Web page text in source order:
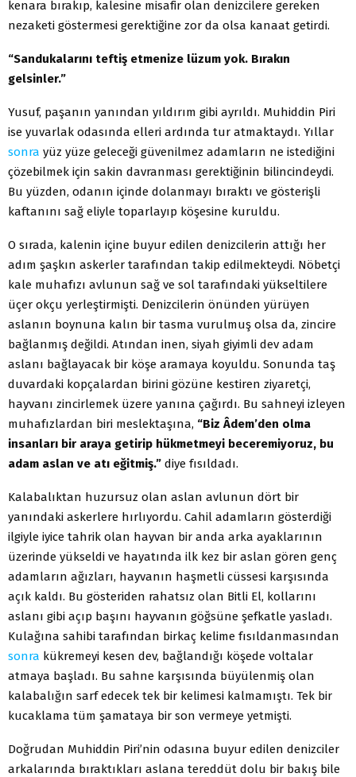
kenara bırakıp, kalesine misafir olan denizcilere gereken
nezaketi göstermesi gerektiğine zor da olsa kanaat getirdi.
“Sandukalarını teftiş etmenize lüzum yok. Bırakın
gelsinler.”
Yusuf, paşanın yanından yıldırım gibi ayrıldı. Muhiddin Piri
ise yuvarlak odasında elleri ardında tur atmaktaydı. Yıllar
sonra yüz yüze geleceği güvenilmez adamların ne istediğini
çözebilmek için sakin davranması gerektiğinin bilincindeydi.
Bu yüzden, odanın içinde dolanmayı bıraktı ve gösterişli
kaftanını sağ eliyle toparlayıp köşesine kuruldu.
O sırada, kalenin içine buyur edilen denizcilerin attığı her
adım şaşkın askerler tarafından takip edilmekteydi. Nöbetçi
kale muhafızı avlunun sağ ve sol tarafındaki yükseltilere
üçer okçu yerleştirmişti. Denizcilerin önünden yürüyen
aslanın boynuna kalın bir tasma vurulmuş olsa da, zincire
bağlanmış değildi. Atından inen, siyah giyimli dev adam
aslanı bağlayacak bir köşe aramaya koyuldu. Sonunda taş
duvardaki kopçalardan birini gözüne kestiren ziyaretçi,
hayvanı zincirlemek üzere yanına çağırdı. Bu sahneyi izleyen
muhafızlardan biri meslektaşına, “Biz Âdem’den olma
insanları bir araya getirip hükmetmeyi beceremiyoruz, bu
adam aslan ve atı eğitmiş.” diye fısıldadı.
Kalabalıktan huzursuz olan aslan avlunun dört bir
yanındaki askerlere hırlıyordu. Cahil adamların gösterdiği
ilgiyle iyice tahrik olan hayvan bir anda arka ayaklarının
üzerinde yükseldi ve hayatında ilk kez bir aslan gören genç
adamların ağızları, hayvanın haşmetli cüssesi karşısında
açık kaldı. Bu gösteriden rahatsız olan Bitli El, kollarını
aslanı gibi açıp başını hayvanın göğsüne şefkatle yasladı.
Kulağına sahibi tarafından birkaç kelime fısıldanmasından
sonra kükremeyi kesen dev, bağlandığı köşede voltalar
atmaya başladı. Bu sahne karşısında büyülenmiş olan
kalabalığın sarf edecek tek bir kelimesi kalmamıştı. Tek bir
kucaklama tüm şamataya bir son vermeye yetmişti.
Doğrudan Muhiddin Piri’nin odasına buyur edilen denizciler
arkalarında bıraktıkları aslana tereddüt dolu bir bakış bile